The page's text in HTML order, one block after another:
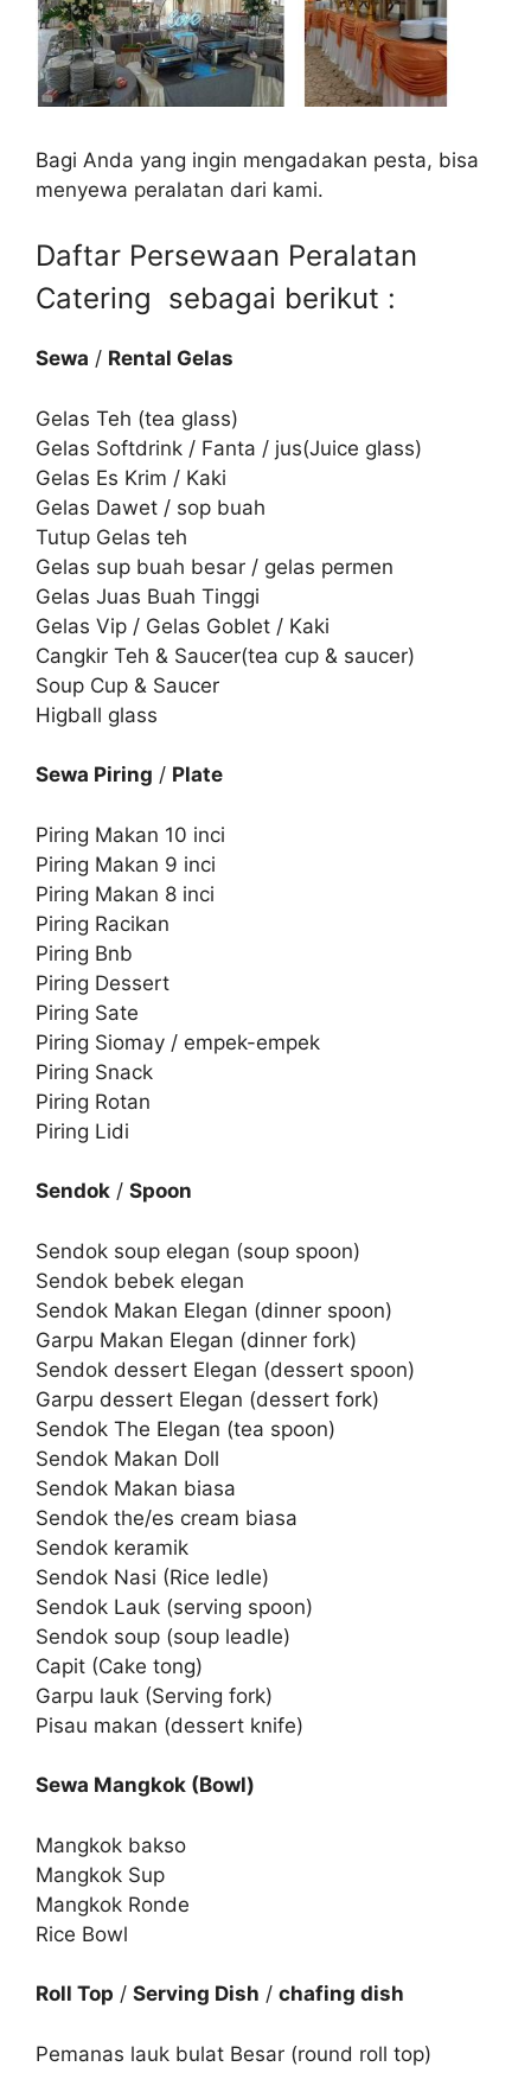
Bagi Anda yang ingin mengadakan pesta, bisa
menyewa peralatan dari kami.
Daftar Persewaan Peralatan
Catering sebagai berikut :
Sewa / Rental Gelas
Gelas Teh (tea glass)
Gelas Softdrink / Fanta / jus(Juice glass)
Gelas Es Krim / Kaki
Gelas Dawet / sop buah
Tutup Gelas teh
Gelas sup buah besar / gelas permen
Gelas Juas Buah Tinggi
Gelas Vip / Gelas Goblet / Kaki
Cangkir Teh & Saucer(tea cup & saucer)
Soup Cup & Saucer
Higball glass
Sewa Piring / Plate
Piring Makan 10 inci
Piring Makan 9 inci
Piring Makan 8 inci
Piring Racikan
Piring Bnb
Piring Dessert
Piring Sate
Piring Siomay / empek-empek
Piring Snack
Piring Rotan
Piring Lidi
Sendok / Spoon
Sendok soup elegan (soup spoon)
Sendok bebek elegan
Sendok Makan Elegan (dinner spoon)
Garpu Makan Elegan (dinner fork)
Sendok dessert Elegan (dessert spoon)
Garpu dessert Elegan (dessert fork)
Sendok The Elegan (tea spoon)
Sendok Makan Doll
Sendok Makan biasa
Sendok the/es cream biasa
Sendok keramik
Sendok Nasi (Rice ledle)
Sendok Lauk (serving spoon)
Sendok soup (soup leadle)
Capit (Cake tong)
Garpu lauk (Serving fork)
Pisau makan (dessert knife)
Sewa Mangkok (Bowl)
Mangkok bakso
Mangkok Sup
Mangkok Ronde
Rice Bowl
Roll Top / Serving Dish / chafing dish
Pemanas lauk bulat Besar (round roll top)